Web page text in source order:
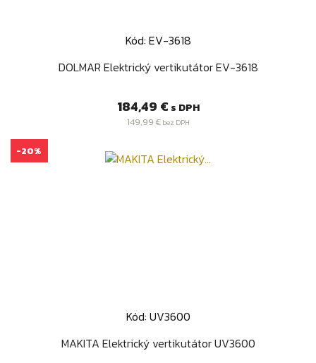
Kód: EV-3618
DOLMAR Elektrický vertikutátor EV-3618
Cena
184,49 € s DPH
149,99 €bez DPH
Kód: UV3600
MAKITA Elektrický vertikutátor UV3600
-20%